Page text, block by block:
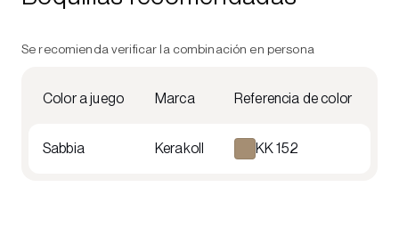
Se recomienda verificar la combinación en persona
Color a juego Marca Referencia de color
Sabbia Kerakoll KK 152